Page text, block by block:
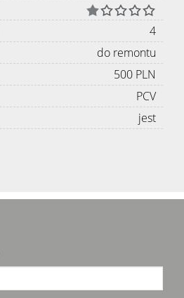
4
do remontu
500 PLN
PCV
jest